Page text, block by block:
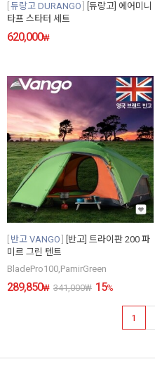
듀랑고 DURANGO
[듀랑고] 에어미니
타프 스타터 세트
620,000₩
반고 VANGO
[반고] 트라이판 200 파
미르 그린 텐트
BladePro100,PamirGreen
289,850₩ 341,000₩ 15%
1